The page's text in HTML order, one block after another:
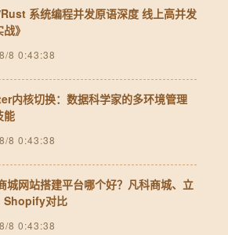
Rust 系统编程并发原语深度 线上高并发
》
8 0:43:38
内核切换：数据科学家的多环境管理
能
8 0:43:38
城网站搭建平台哪个好？凡科商城、立
Shopify对比
8 0:43:38